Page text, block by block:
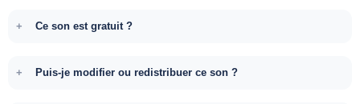
Ce son est gratuit ?
Puis-je modifier ou redistribuer ce son ?